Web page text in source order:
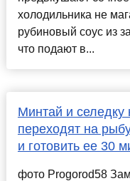
холодильника не
рубиновый соус из
что подают в...
Минтай и селедку
переходят на
и готовить ее 30
фото Progorod58